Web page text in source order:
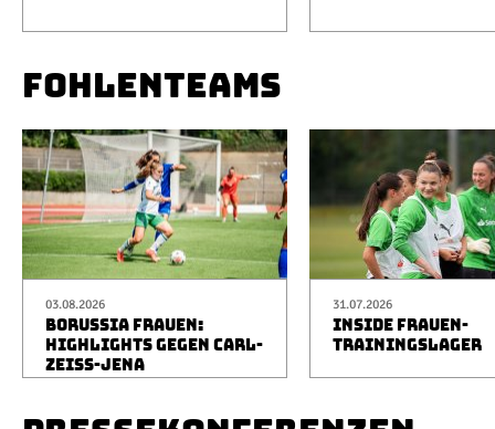
FOHLENTEAMS
03.08.2026
BORUSSIA FRAUEN:
HIGHLIGHTS GEGEN CARL-
ZEISS-JENA
31.07.2026
INSIDE FRAUEN-
TRAININGSLAGER